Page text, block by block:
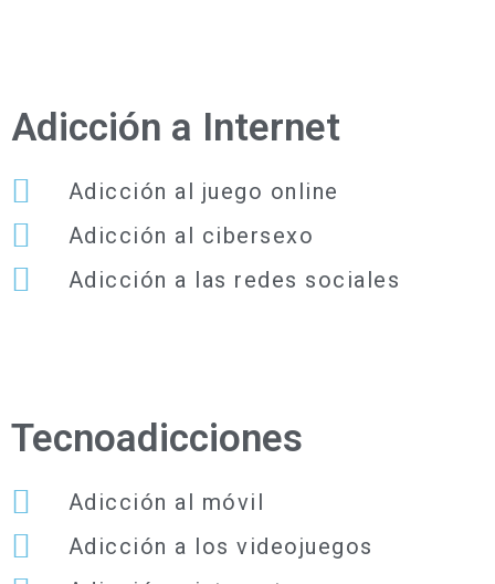
Adicción a Internet
Adicción al juego online
Adicción al cibersexo
Adicción a las redes sociales
Tecnoadicciones
Adicción al móvil
Adicción a los videojuegos